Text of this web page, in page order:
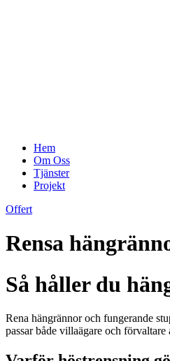
Hem
Om Oss
Tjänster
Projekt
Offert
Rensa
Så håller du
Rena hängrännor och fungerande
passar både villaägare och förvaltare